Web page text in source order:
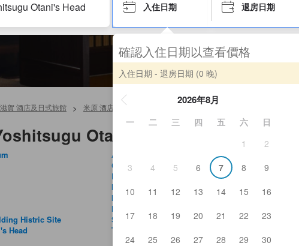
入住日期 退房日期
確認入住日期以查看價格
入住日期 - 退房日期 (0 晚)
2026年8月
一 二 三 四 五 六
日
1
2
3
4 5 6 7 8
9
10
11 12 13 14 15
16
17
18 19 20 21 22
23
24
25 26 27 28 29
30
滋賀 酒店及日式旅館 > 米原 酒店及日式旅館 Burial Site of Yoshitsugu Otani's Head
Otani's Head周邊一帶
Histric Site
Head
Anny Aunt
Cafe Eight
Fumoto
Idutsuya Yonehara Station-head branch
Idutsuya Zairaisen Home Store
Menya Ippuku Maibara
Stendhal
Taifu Maibara